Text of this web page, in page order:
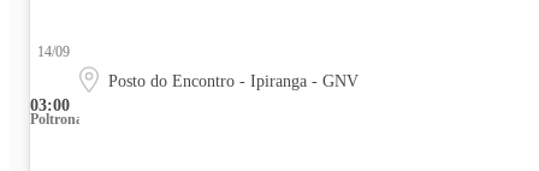
03:00
14/09
Posto do Encontro - Ipiranga - GNV
Poltrona